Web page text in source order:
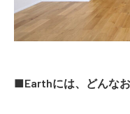
■Earthには、どんな